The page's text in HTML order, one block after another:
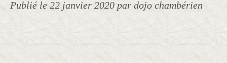
Publié le 22 janvier 2020 par dojo chambérien